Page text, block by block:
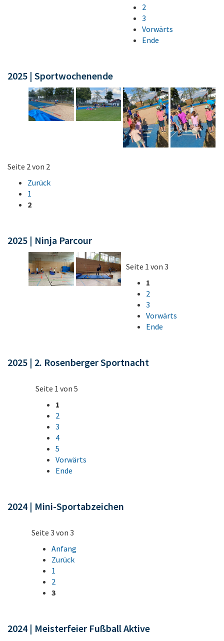
2
3
Vorwärts
Ende
2025 | Sportwochenende
Seite 2 von 2
Zurück
1
2
2025 | Ninja Parcour
Seite 1 von 3
1
2
3
Vorwärts
Ende
2025 | 2. Rosenberger Sportnacht
Seite 1 von 5
1
2
3
4
5
Vorwärts
Ende
2024 | Mini-Sportabzeichen
Seite 3 von 3
Anfang
Zurück
1
2
3
2024 | Meisterfeier Fußball Aktive